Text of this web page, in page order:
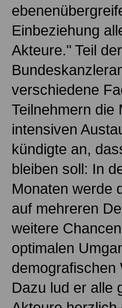
Einbeziehung
Akteure." Teil
verschiedene
Teilnehmern die
intensiven
kündigte an,
bleiben soll: In
Monaten werde
auf mehreren
weitere
optimalen
demografischen
Dazu lud er alle